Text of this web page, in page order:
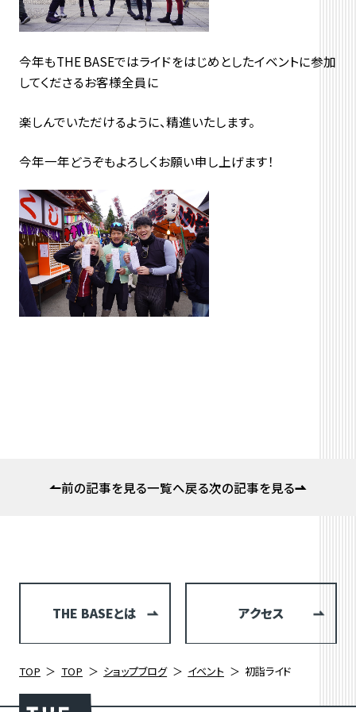
今年もTHE BASEではライドをはじめとしたイベントに参加
してくださるお客様全員に
楽しんでいただけるように、精進いたします。
今年一年どうぞもよろしくお願い申し上げます！
前の記事を見る一覧へ戻る次の記事を見る
THE BASEとは アクセス
TOP TOP ショップブログ イベント 初詣ライド